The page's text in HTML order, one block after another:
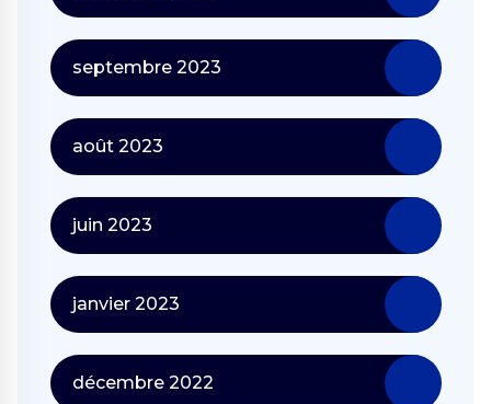
septembre 2023
août 2023
juin 2023
janvier 2023
décembre 2022